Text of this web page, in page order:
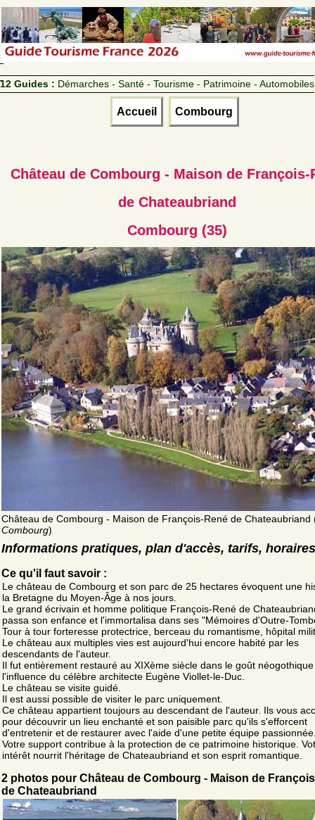
12 Guides : Démarches - Santé - Tourisme - Patrimoine - Automobiles
Accueil Combourg
Château de Combourg - Maison de François-
de Chateaubriand
Combourg (35)
Château de Combourg - Maison de François-René de Chateaubriand
Combourg)
Informations pratiques, plan d'accès, tarifs, horaires
Ce qu'il faut savoir :
Le château de Combourg et son parc de 25 hectares évoquent une
la Bretagne du Moyen-Âge à nos jours.
Le grand écrivain et homme politique François-René de
passa son enfance et l'immortalisa dans ses "Mémoires d'Outre-
Tour à tour forteresse protectrice, berceau du romantisme, hôpital
Le château aux multiples vies est aujourd'hui encore habité par les
descendants de l'auteur.
Il fut entièrement restauré au XIXème siècle dans le goût
l'influence du célèbre architecte Eugène Viollet-le-Duc.
Le château se visite guidé.
Il est aussi possible de visiter le parc uniquement.
Ce château appartient toujours au descendant de l'auteur. Ils vous
pour découvrir un lieu enchanté et son paisible parc qu'ils s'efforcent
d'entretenir et de restaurer avec l'aide d'une petite équipe
Votre support contribue à la protection de ce patrimoine historique.
intérêt nourrit l'héritage de Chateaubriand et son esprit romantique.
2 photos pour Château de Combourg - Maison de
de Chateaubriand